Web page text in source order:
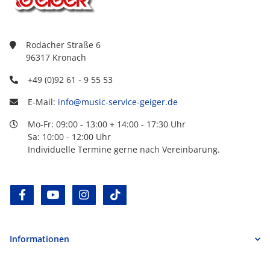
Rodacher Straße 6
96317 Kronach
+49 (0)92 61 - 9 55 53
E-Mail: info@music-service-geiger.de
Mo-Fr: 09:00 - 13:00 + 14:00 - 17:30 Uhr
Sa: 10:00 - 12:00 Uhr
Individuelle Termine gerne nach Vereinbarung.
facebookyoutube instagram
Informationen